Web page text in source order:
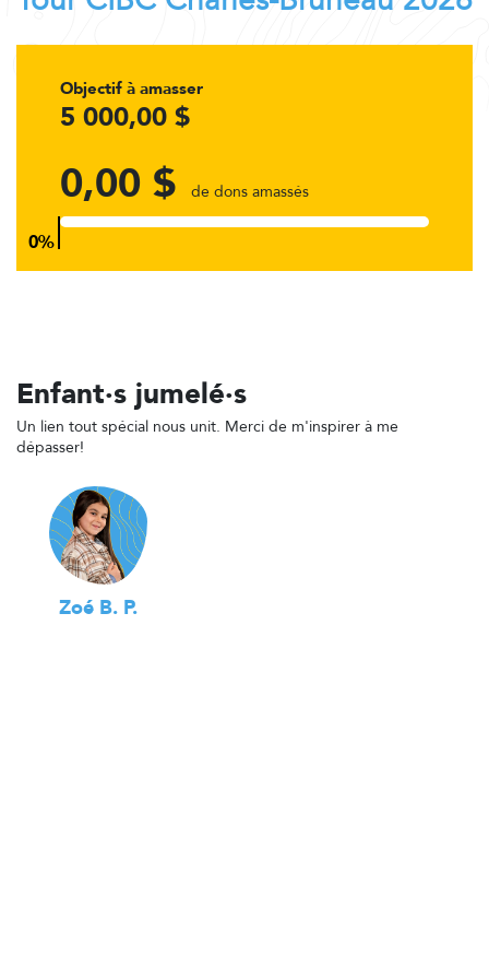
Objectif à amasser
5 000,00 $
0,00 $ de dons amassés
Enfant·s jumelé·s
Un lien tout spécial nous unit. Merci de m'inspirer à me
dépasser!
Zoé B. P.